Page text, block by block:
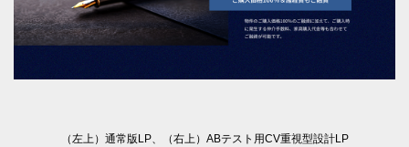
（左上）通常版LP、（右上）ABテスト用CV重視型設計LP